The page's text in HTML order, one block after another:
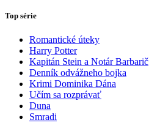
Top série
Romantické úteky
Harry Potter
Kapitán Stein a Notár Barbarič
Denník odvážneho bojka
Krimi Dominika Dána
Učím sa rozprávať
Duna
Smradi